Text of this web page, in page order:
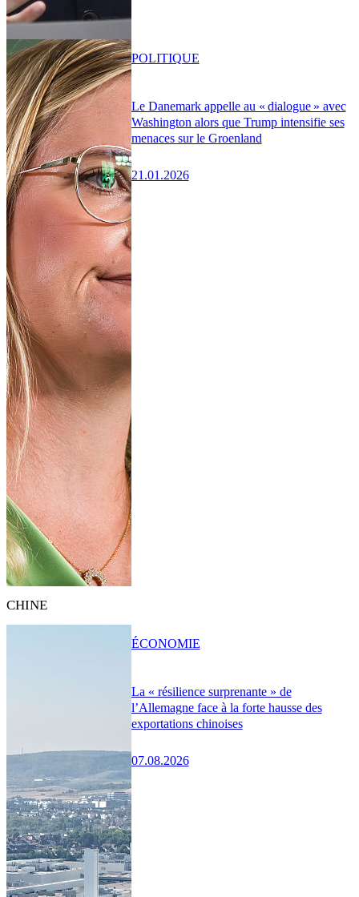
Le Danemark appelle au « dialogue » avec
Washington alors que Trump intensifie ses
menaces sur le Groenland
21.01.2026
POLITIQUE
CHINE
La « résilience surprenante » de
l’Allemagne face à la forte hausse des
exportations chinoises
07.08.2026
ÉCONOMIE